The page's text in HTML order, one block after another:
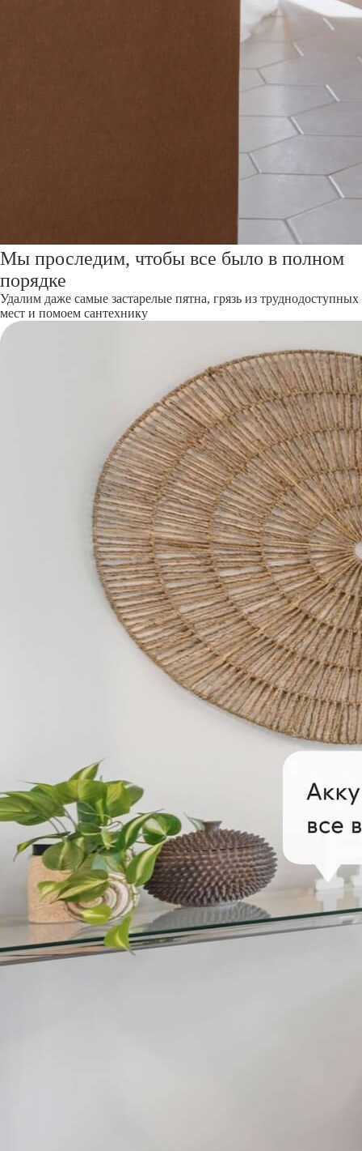
Мы проследим, чтобы все было в полном
порядке
Удалим даже самые застарелые пятна, грязь из труднодоступных
мест и помоем сантехнику